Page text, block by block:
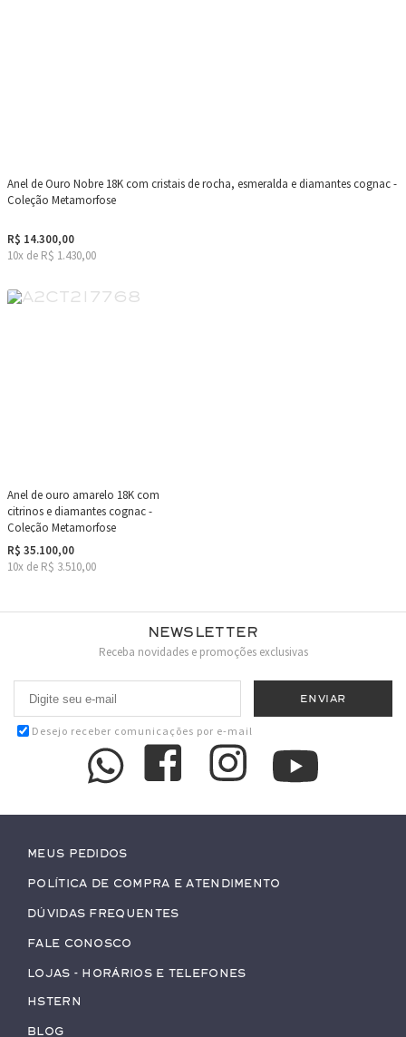
Anel de Ouro Nobre 18K com cristais de rocha, esmeralda e diamantes cognac -
Coleção Metamorfose
R$ 14.300,00
10x de R$ 1.430,00
Anel de ouro amarelo 18K com
citrinos e diamantes cognac -
Coleção Metamorfose
R$ 35.100,00
10x de R$ 3.510,00
Newsletter
Receba novidades e promoções exclusivas
Desejo receber comunicações por e-mail
Meus pedidos
Política de Compra e Atendimento
Dúvidas Frequentes
Fale conosco
Lojas - Horários e Telefones
HStern
Blog